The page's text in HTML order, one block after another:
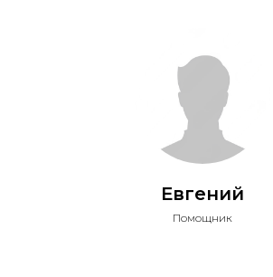
Евгений
Помощник